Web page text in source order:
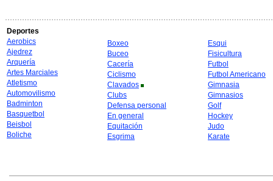
Deportes
Aerobics
Ajedrez
Arquería
Artes Marciales
Atletismo
Automovilismo
Badminton
Basquetbol
Beisbol
Boliche
Boxeo
Buceo
Cacería
Ciclismo
Clavados
Clubs
Defensa personal
En general
Equitación
Esgrima
Esqui
Fisicultura
Futbol
Futbol Americano
Gimnasia
Gimnasios
Golf
Hockey
Judo
Karate